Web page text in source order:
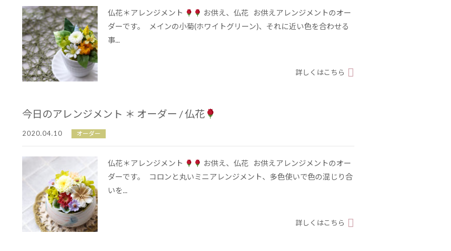
仏花＊アレンジメント
お供え、仏花 お供えアレンジメントのオー
ダーです。 メインの小菊(ホワイトグリーン)、それに近い色を合わせる
事...
詳しくはこちら
今日のアレンジメント ＊ オーダー / 仏花
2020.04.10 オーダー
仏花＊アレンジメント
お供え、仏花 お供えアレンジメントのオー
ダーです。 コロンと丸いミニアレンジメント、多色使いで色の混じり合
いを...
詳しくはこちら